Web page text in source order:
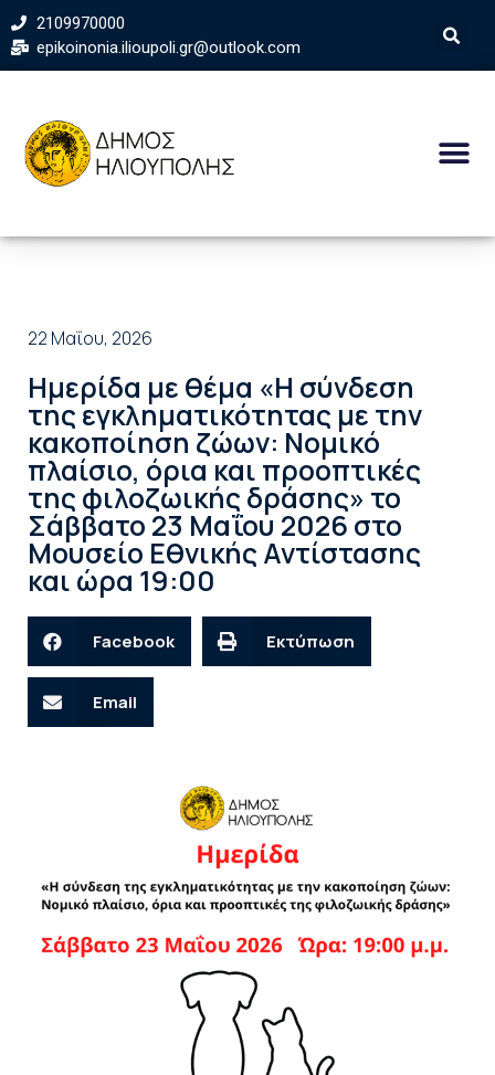
2109970000
epikoinonia.ilioupoli.gr@outlook.com
22 Μαΐου, 2026
Ημερίδα με θέμα «Η σύνδεση
της εγκληματικότητας με την
κακοποίηση ζώων: Νομικό
πλαίσιο, όρια και προοπτικές
της φιλοζωικής δράσης» το
Σάββατο 23 Μαΐου 2026 στο
Μουσείο Εθνικής Αντίστασης
και ώρα 19:00
Facebook Εκτύπωση
Email